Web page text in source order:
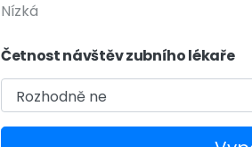
Nízká
Četnost návštěv zubního lékaře